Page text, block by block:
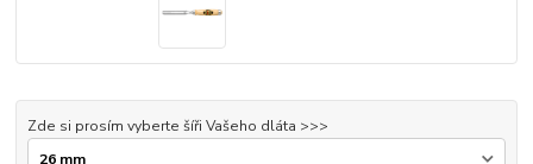
Zde si prosím vyberte šíři Vašeho dláta >>>